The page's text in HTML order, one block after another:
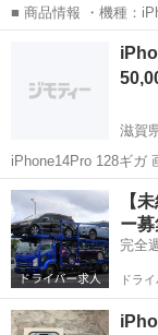
■ 商品情報 ・機種：
キャリア：SIMフリー
滋賀
iPhone14Pro 128ギガ
リーです バッテリー
滋賀 大津市
【
ー募
完全
ドラ